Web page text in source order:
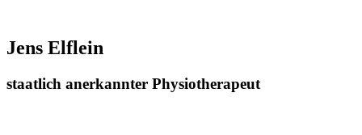
Jens Elflein
staatlich anerkannter Physiotherapeut